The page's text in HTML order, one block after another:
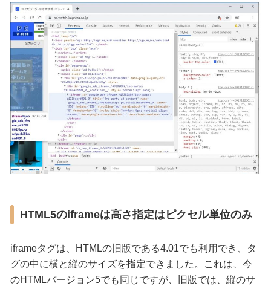
HTML5のiframeは高さ指定はピクセル単位のみ
iframeタグは、HTMLの旧版である4.01でも利用でき、タ
グの中に横と縦のサイズを指定できました。これは、今
のHTMLバージョン5でも同じですが、旧版では、縦のサ